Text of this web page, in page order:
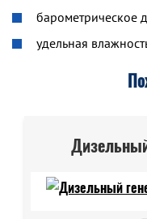
барометрическое
удельная